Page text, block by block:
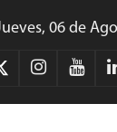
06 de